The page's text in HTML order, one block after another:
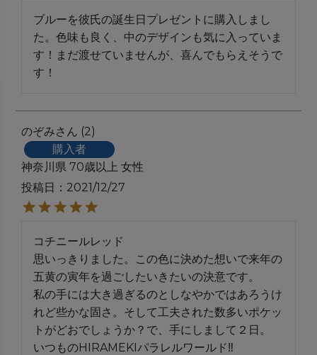
ブルーを彼氏の誕生日プレゼントに購入しまし
た。色味も良く、中のデザインも気に入っていま
す！まだ渡せていませんが、喜んでもらえそうで
す！
のぞみ
2
購入者
神奈川県 70歳以上 女性
投稿日
2021/12/27
コチニールレッド
思いっきりました。この色に決めた想いで来年の
五黄の寅年を過ごしたいきたいの決意です。
私の手には大き過ぎるのとしなやかではあろうけ
れど些かな固さ。そして工夫された数多いポケッ
トがどおでしょうか？で、手にしまして２日。
いつものHIRAMEKIパラレルワールド‼️